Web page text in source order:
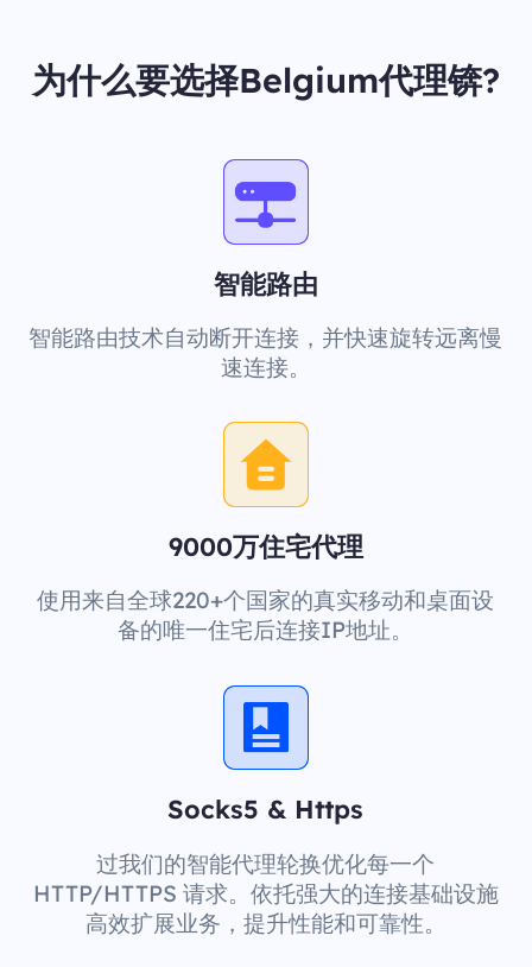
为什么要选择Belgium代理锛?
智能路由
智能路由技术自动断开连接，并快速旋转远离慢
速连接。
9000万住宅代理
使用来自全球220+个国家的真实移动和桌面设
备的唯一住宅后连接IP地址。
Socks5 & Https
过我们的智能代理轮换优化每一个
HTTP/HTTPS 请求。依托强大的连接基础设施
高效扩展业务，提升性能和可靠性。